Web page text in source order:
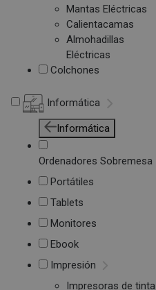
Mantas Eléctricas
Calientacamas
Almohadillas
Eléctricas
Colchones
Informática
Informática
Ordenadores Sobremesa
Portátiles
Tablets
Monitores
Ebook
Impresión
Impresoras de tinta